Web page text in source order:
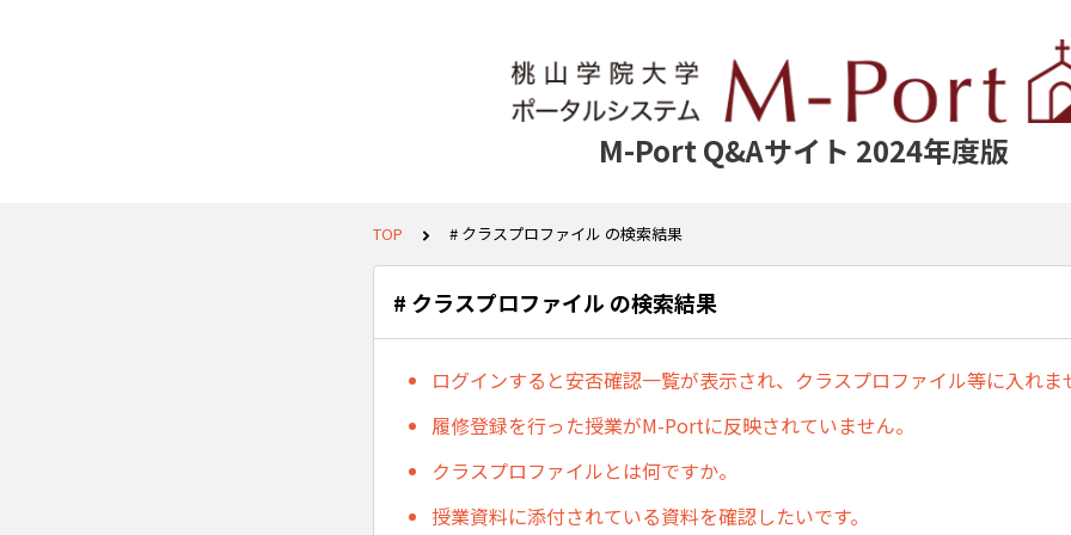
M-Port Q&Aサイト 2024年度版
TOP # クラスプロファイル の検索結果
# クラスプロファイル の検索結果
ログインすると安否確認一覧が表示され、クラスプロファイル等に入れま
履修登録を行った授業がM-Portに反映されていません。
クラスプロファイルとは何ですか。
授業資料に添付されている資料を確認したいです。